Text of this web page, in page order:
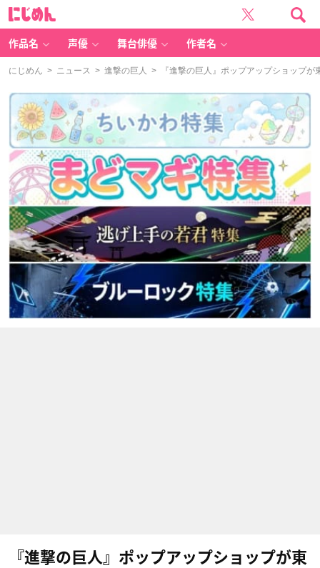
作品名 声優 舞台俳優 作者名
にじめん > ニュース > 進撃の巨人 > 『進撃の巨人』ポップアップショップが
『進撃の巨人』ポップアップショップが東